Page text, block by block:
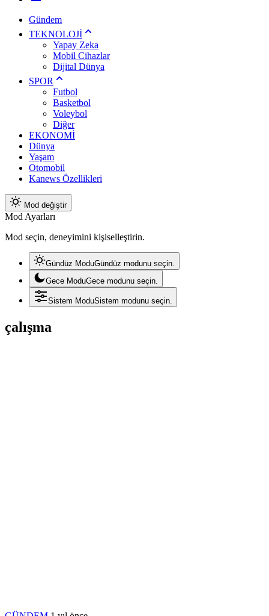
Gündem
TEKNOLOJİ
Yapay Zeka
Mobil Cihazlar
Dijital Dünya
SPOR
Futbol
Basketbol
Voleybol
Diğer
EKONOMİ
Dünya
Yaşam
Otomobil
Kanews Özellikleri
Mod değiştir
Mod Ayarları
Mod seçin, deneyimini kişiselleştirin.
Gündüz ModuGündüz modunu seçin.
Gece ModuGece modunu seçin.
Sistem ModuSistem modunu seçin.
çalışma